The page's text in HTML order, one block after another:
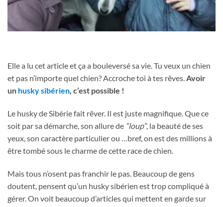
Elle a lu cet article et ça a bouleversé sa vie. Tu veux un chien
et pas n’importe quel chien? Accroche toi à tes rêves.Avoir
un husky sibérien, c’est possible !
Le husky de Sibérie fait rêver. Il est juste magnifique. Que ce
soit par sa démarche, son allure de “loup”, la beauté de ses
yeux, son caractère particulier ou …bref, on est des millions à
être tombé sous le charme de cette race de chien.
Mais tous n’osent pas franchir le pas. Beaucoup de gens
doutent, pensent qu’un husky sibérien est trop compliqué à
gérer. On voit beaucoup d’articles qui mettent en garde sur